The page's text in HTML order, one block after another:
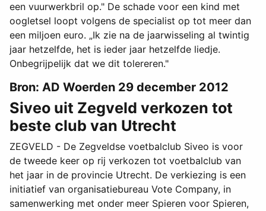
een vuurwerkbril op." De schade voor een kind met
oogletsel loopt volgens de specialist op tot meer dan
een miljoen euro. „Ik zie na de jaarwisseling al twintig
jaar hetzelfde, het is ieder jaar hetzelfde liedje.
Onbegrijpelijk dat we dit tolereren."
Bron: AD Woerden 29 december 2012
Siveo uit Zegveld verkozen tot
beste club van Utrecht
ZEGVELD - De Zegveldse voetbalclub Siveo is voor
de tweede keer op rij verkozen tot voetbalclub van
het jaar in de provincie Utrecht. De verkiezing is een
initiatief van organisatiebureau Vote Company, in
samenwerking met onder meer Spieren voor Spieren,